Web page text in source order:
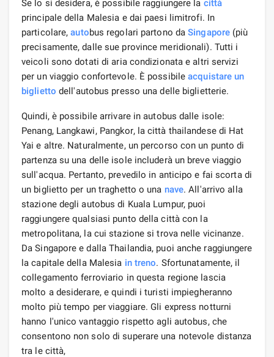
Se lo si desidera, è possibile raggiungere la città
principale della Malesia e dai paesi limitrofi. In
particolare,autobus regolari partono daSingapore (più
precisamente, dalle sue province meridionali). Tutti i
veicoli sono dotati di aria condizionata e altri servizi
per un viaggio confortevole. È possibileacquistare un
biglietto dell'autobus presso una delle biglietterie.
Quindi, è possibile arrivare in autobus dalle isole:
Penang, Langkawi, Pangkor, la città thailandese di Hat
Yai e altre. Naturalmente, un percorso con un punto di
partenza su una delle isole includerà un breve viaggio
sull'acqua. Pertanto, prevedilo in anticipo e fai scorta di
un biglietto per un traghetto o una nave. All'arrivo alla
stazione degli autobus di Kuala Lumpur, puoi
raggiungere qualsiasi punto della città con la
metropolitana, la cui stazione si trova nelle vicinanze.
Da Singapore e dalla Thailandia, puoi anche raggiungere
la capitale della Malesia in treno. Sfortunatamente, il
collegamento ferroviario in questa regione lascia
molto a desiderare, e quindi i turisti impiegheranno
molto più tempo per viaggiare. Gli express notturni
hanno l'unico vantaggio rispetto agli autobus, che
consentono non solo di superare una notevole distanza
tra le città,